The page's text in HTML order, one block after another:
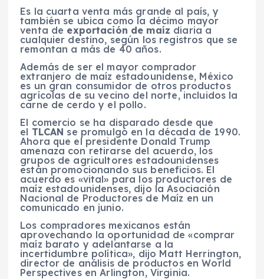
Es la cuarta venta más grande al país, y
también se ubica como la décimo mayor
venta de exportación de maíz diaria a
cualquier destino, según los registros que se
remontan a más de 40 años.
Además de ser el mayor comprador
extranjero de maíz estadounidense, México
es un gran consumidor de otros productos
agrícolas de su vecino del norte, incluidos la
carne de cerdo y el pollo.
El comercio se ha disparado desde que
el TLCAN se promulgó en la década de 1990.
Ahora que el presidente Donald Trump
amenaza con retirarse del acuerdo, los
grupos de agricultores estadounidenses
están promocionando sus beneficios. El
acuerdo es «vital» para los productores de
maíz estadounidenses, dijo la Asociación
Nacional de Productores de Maíz en un
comunicado en junio.
Los compradores mexicanos están
aprovechando la oportunidad de «comprar
maíz barato y adelantarse a la
incertidumbre política», dijo Matt Herrington,
director de análisis de productos en World
Perspectives en Arlington, Virginia.